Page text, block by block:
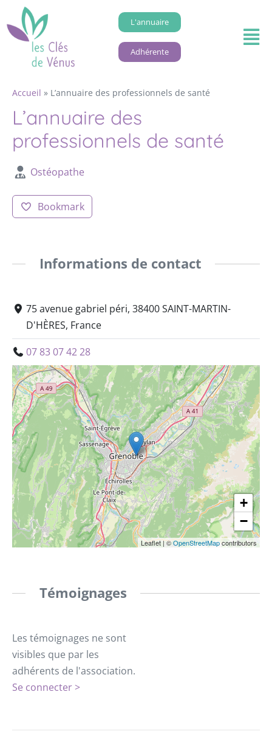
L'annuaire
Adhérente
Accueil » L’annuaire des professionnels de santé
L’annuaire des
professionnels de santé
Ostéopathe
Bookmark
Informations de contact
75 avenue gabriel péri, 38400 SAINT-MARTIN-
D'HÈRES, France
07 83 07 42 28
+
−
Leaflet|©OpenStreetMapcontributors
Témoignages
Les témoignages ne sont
visibles que par les
adhérents de l'association.
Se connecter >